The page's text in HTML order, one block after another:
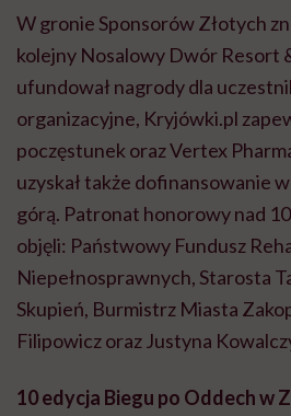
W gronie Sponsorów Złotych
kolejny Nosalowy Dwór Resort
ufundował nagrody dla
organizacyjne, Kryjówki.pl
poczęstunek oraz Vertex
uzyskał także dofinansowanie
górą. Patronat honorowy nad
objęli: Państwowy Fundusz
Niepełnosprawnych, Starosta
Skupień, Burmistrz Miasta
Filipowicz oraz Justyna
10 edycja Biegu po Oddech w